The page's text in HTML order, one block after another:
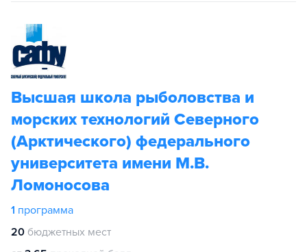
Высшая школа рыболовства и
морских технологий Северного
(Арктического) федерального
университета имени М.В.
Ломоносова
1 программа
20 бюджетных мест